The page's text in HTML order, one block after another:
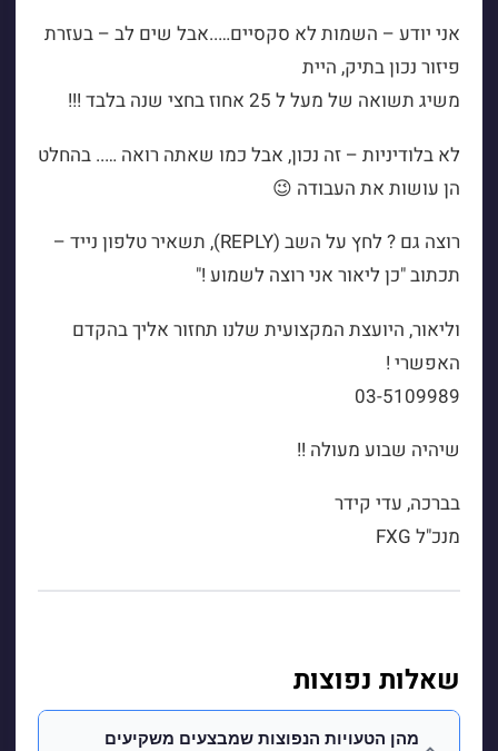
אני יודע – השמות לא סקסיים…..אבל שים לב – בעזרת
פיזור נכון בתיק, היית
משיג תשואה של מעל ל 25 אחוז בחצי שנה בלבד !!!
לא בלודיניות – זה נכון, אבל כמו שאתה רואה ….. בהחלט
הן עושות את העבודה 😉
רוצה גם ? לחץ על השב (REPLY), תשאיר טלפון נייד –
תכתוב "כן ליאור אני רוצה לשמוע !"
וליאור, היועצת המקצועית שלנו תחזור אליך בהקדם
האפשרי !
03-5109989
שיהיה שבוע מעולה !!
בברכה, עדי קידר
מנכ"ל FXG
שאלות נפוצות
מהן הטעויות הנפוצות שמבצעים משקיעים